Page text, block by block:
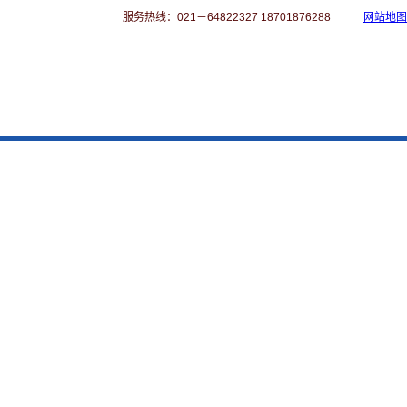
服务热线：021－64822327 18701876288 网站地图